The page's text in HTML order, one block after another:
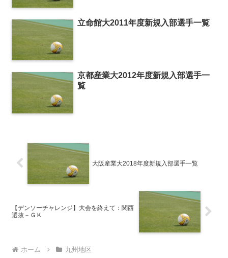
立命館大2011年度新規入部選手一覧
京都産業大2012年度新規入部選手一
覧
大阪産業大2018年度新規入部選手一覧
【デンソーチャレンジ】大会を終えて：関西
選抜－ＧＫ
ホーム 九州地区